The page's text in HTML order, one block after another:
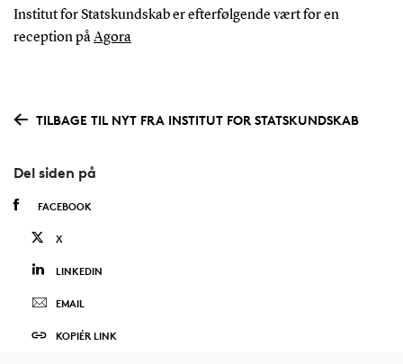
Institut for Statskundskab er efterfølgende vært for en
reception påAgora
TILBAGE TIL NYT FRA INSTITUT FOR STATSKUNDSKAB
Del siden på
FACEBOOK
X
LINKEDIN
EMAIL
KOPIÉR LINK